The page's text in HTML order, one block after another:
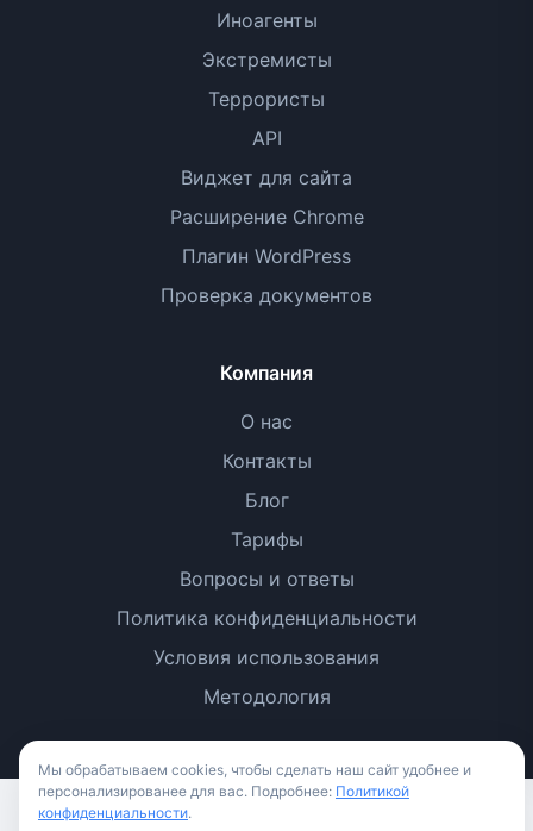
Иноагенты
Экстремисты
Террористы
API
Виджет для сайта
Расширение Chrome
Плагин WordPress
Проверка документов
Компания
О нас
Контакты
Блог
Тарифы
Вопросы и ответы
Политика конфиденциальности
Условия использования
Методология
Мы обрабатываем cookies, чтобы сделать наш сайт удобнее и
персонализированее для вас. Подробнее: Политикой
конфиденциальности.